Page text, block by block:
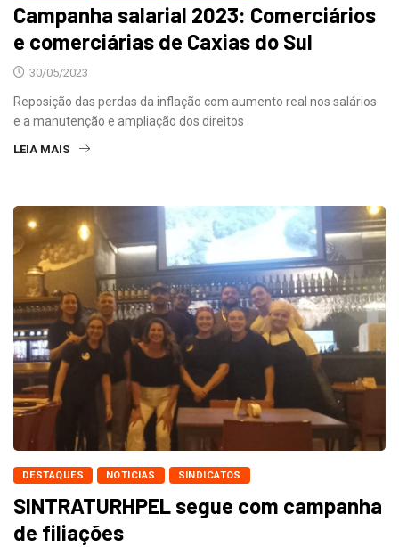
Campanha salarial 2023: Comerciários
e comerciárias de Caxias do Sul
30/05/2023
Reposição das perdas da inflação com aumento real nos salários
e a manutenção e ampliação dos direitos
LEIA MAIS
DESTAQUES NOTICIAS SINDICATOS
SINTRATURHPEL segue com campanha
de filiações